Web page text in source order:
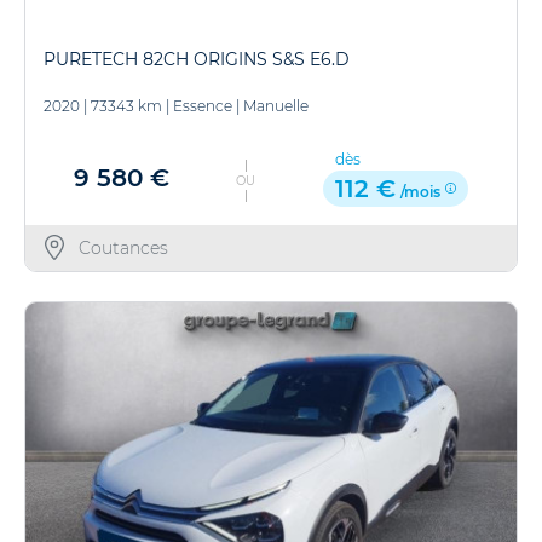
PURETECH 82CH ORIGINS S&S E6.D
2020 73343 km Essence Manuelle
9 580 € OU
dès
112 € /mois
Coutances